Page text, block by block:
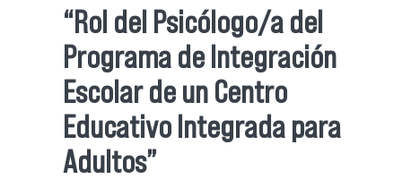
“Rol del Psicólogo/a del
Programa de Integración
Escolar de un Centro
Educativo Integrada para
Adultos”